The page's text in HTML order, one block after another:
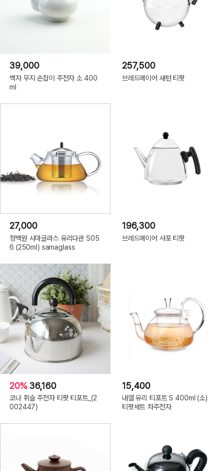
39,000
백자 무지 손잡이 주전자 소 400
ml
257,500
브레드메이어 새턴 티팟
27,000
청백원 사마글라스 유리다관 S05
6 (250ml) samaglass
196,300
브레드메이어 샤포 티팟
20% 36,160
코나 휘슬 주전자 티팟 티포트_(2
002447)
15,400
내열 유리 티포트 S 400ml (소)
티팟세트 차주전자